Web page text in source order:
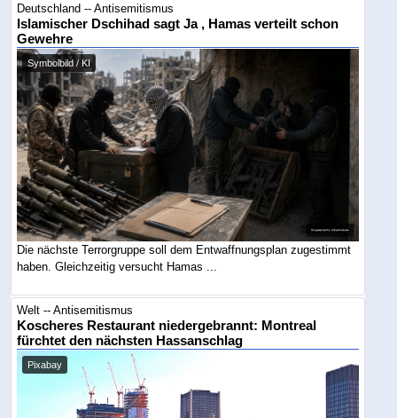
Deutschland -- Antisemitismus
Islamischer Dschihad sagt Ja , Hamas verteilt schon
Gewehre
Symbolbild / KI
Die nächste Terrorgruppe soll dem Entwaffnungsplan zugestimmt
haben. Gleichzeitig versucht Hamas ...
Welt -- Antisemitismus
Koscheres Restaurant niedergebrannt: Montreal
fürchtet den nächsten Hassanschlag
Pixabay